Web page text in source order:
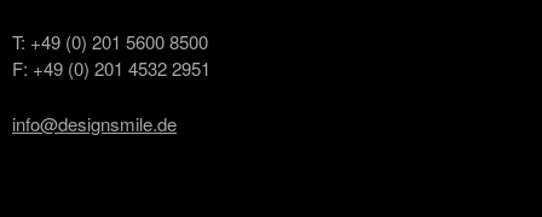
T: +49 (0) 201 5600 8500
F: +49 (0) 201 4532 2951
info@designsmile.de